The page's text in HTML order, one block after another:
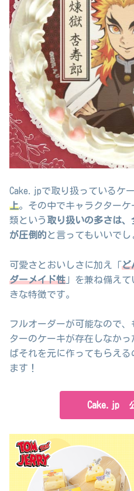
Cake.jpで取り扱っているケ
上。その中でキャラクター
類という 取り扱いの多さは
が圧倒的と言ってもいいでし
可愛さとおいしさに加え「 ど
ダーメイド性 」を兼ね備え
きな特徴です。
フルオーダーが可能なので
ターのケーキが存在しなか
ばそれを元に作ってもらえ
ます！
Cake.jp